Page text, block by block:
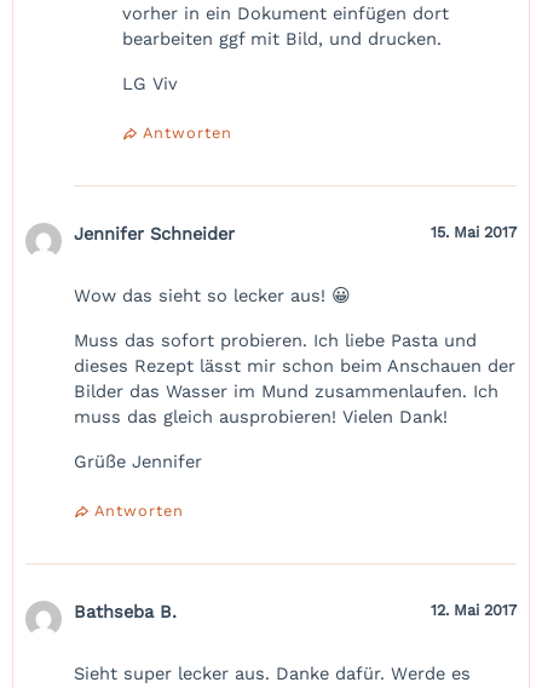
vorher in ein Dokument einfügen dort
bearbeiten ggf mit Bild, und drucken.
LG Viv
Antworten
Jennifer Schneider 15. Mai 2017
Wow das sieht so lecker aus! 😀
Muss das sofort probieren. Ich liebe Pasta und
dieses Rezept lässt mir schon beim Anschauen der
Bilder das Wasser im Mund zusammenlaufen. Ich
muss das gleich ausprobieren! Vielen Dank!
Grüße Jennifer
Antworten
Bathseba B. 12. Mai 2017
Sieht super lecker aus. Danke dafür. Werde es